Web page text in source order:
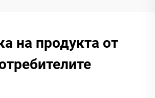
на продукта от